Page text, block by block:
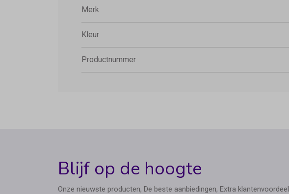
Merk
Kleur
Productnummer
Blijf op de hoogte
Onze nieuwste producten, De beste aanbiedingen, Extra klantenvoordeel